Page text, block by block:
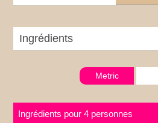
Ingrédients
Metric
Ingrédients pour 4 personnes